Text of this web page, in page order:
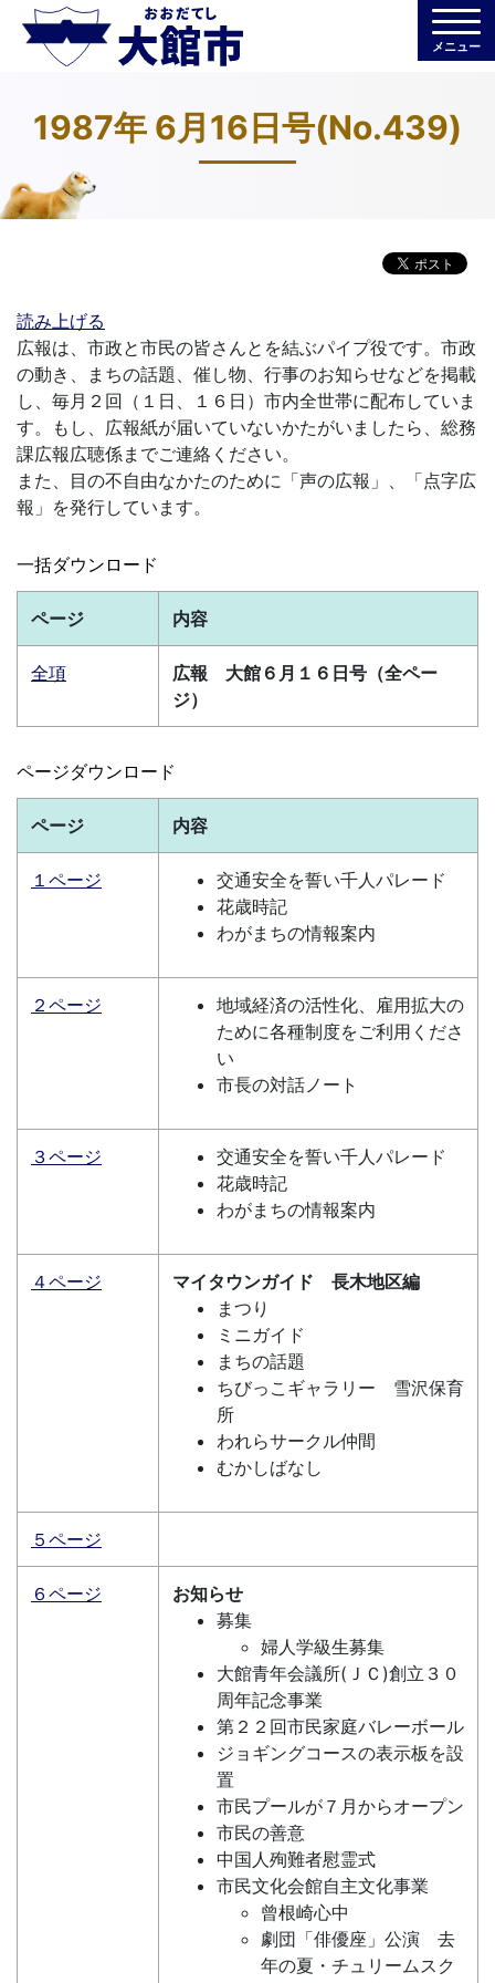
メニュー
1987年 6月16日号(No.439)
読み上げる
広報は、市政と市民の皆さんとを結ぶパイプ役です。市政
の動き、まちの話題、催し物、行事のお知らせなどを掲載
し、毎月２回（１日、１６日）市内全世帯に配布していま
す。もし、広報紙が届いていないかたがいましたら、総務
課広報広聴係までご連絡ください。
また、目の不自由なかたのために「声の広報」、「点字広
報」を発行しています。
一括ダウンロード
ページ 内容
全項
広報 大館６月１６日号（全ペー
ジ）
ページダウンロード
ページ 内容
１ページ
交通安全を誓い千人パレード
花歳時記
わがまちの情報案内
２ページ
地域経済の活性化、雇用拡大の
ために各種制度をご利用くださ
い
市長の対話ノート
３ページ
交通安全を誓い千人パレード
花歳時記
わがまちの情報案内
４ページ
マイタウンガイド 長木地区編
まつり
ミニガイド
まちの話題
ちびっこギャラリー 雪沢保育
所
われらサークル仲間
むかしばなし
５ページ
６ページ
お知らせ
募集
婦人学級生募集
大館青年会議所(ＪＣ)創立３０
周年記念事業
第２２回市民家庭バレーボール
ジョギングコースの表示板を設
置
市民プールが７月からオープン
市民の善意
中国人殉難者慰霊式
市民文化会館自主文化事業
曾根崎心中
劇団「俳優座」公演 去
年の夏・チュリームスク